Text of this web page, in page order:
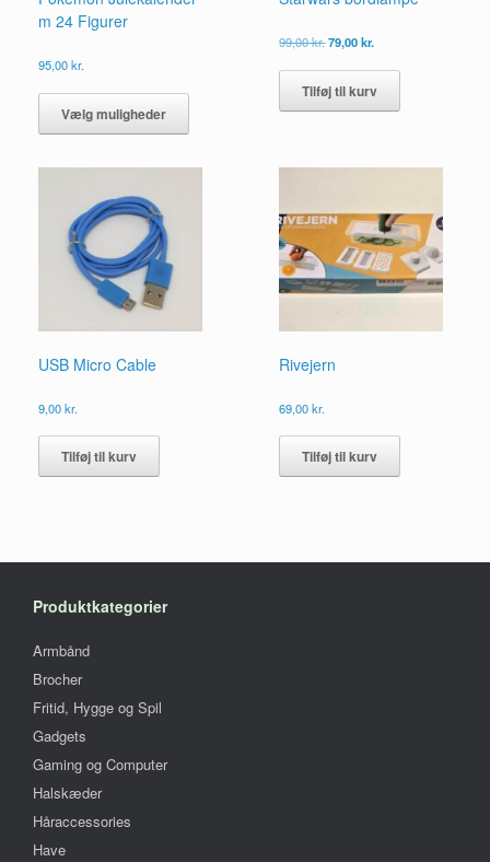
m 24 Figurer
95,00kr.
Vælg muligheder
Dette
har
varianter.
99,00kr.Den
pris
var:
99,00 kr..
79,00kr.Den
pris
er:
79,00 kr..
Tilføj til kurv
USB Micro Cable
9,00kr.
Tilføj til kurv
Rivejern
69,00kr.
Tilføj til kurv
Produktkategorier
Armbånd
Brocher
Fritid, Hygge og Spil
Gadgets
Gaming og Computer
Halskæder
Håraccessories
Have